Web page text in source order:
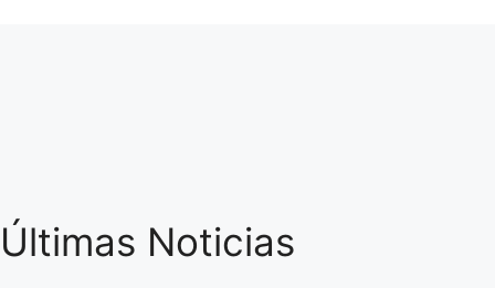
Últimas Noticias